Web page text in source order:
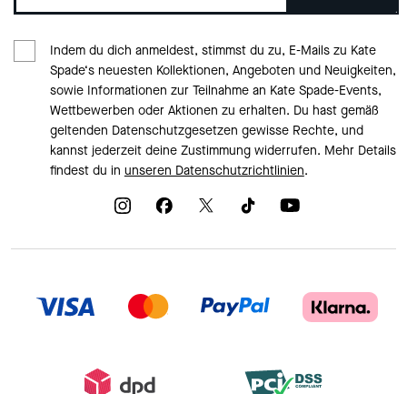
Indem du dich anmeldest, stimmst du zu, E-Mails zu Kate
Spade‘s neuesten Kollektionen, Angeboten und Neuigkeiten,
sowie Informationen zur Teilnahme an Kate Spade-Events,
Wettbewerben oder Aktionen zu erhalten. Du hast gemäß
geltenden Datenschutzgesetzen gewisse Rechte, und
kannst jederzeit deine Zustimmung widerrufen. Mehr Details
findest du in unseren Datenschutzrichtlinien.